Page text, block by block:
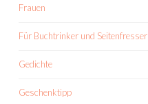
Frauen
Für Buchtrinker und Seitenfresser
Gedichte
Geschenktipp